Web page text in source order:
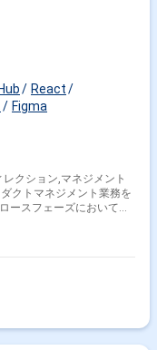
React
Figma
クション,マネジメント
クトマネジメント業務を
ースフェーズにおいて、
っていただきます。 ま
いただける方を募集して